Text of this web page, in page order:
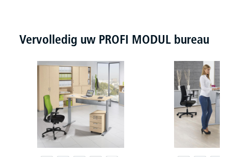
Productgalerij overslaan
Vervolledig uw PROFI MODUL bureau